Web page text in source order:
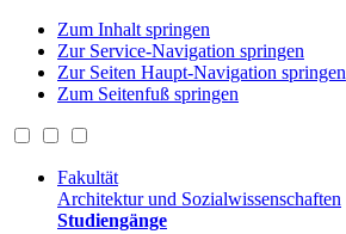
Zum Inhalt springen
Zur Service-Navigation springen
Zur Seiten Haupt-Navigation springen
Zum Seitenfuß springen
Fakultät
Architektur und Sozialwissenschaften
Studiengänge